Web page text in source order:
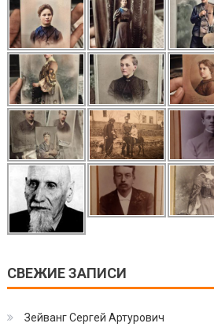
СВЕЖИЕ ЗАПИСИ
Зейванг Сергей Артурович